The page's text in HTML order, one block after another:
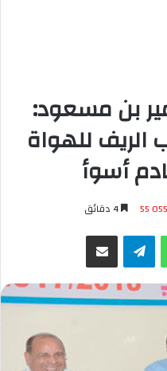
بن مسعود:
للهواة
أسوأ
55 055
واتساب تيلقرام